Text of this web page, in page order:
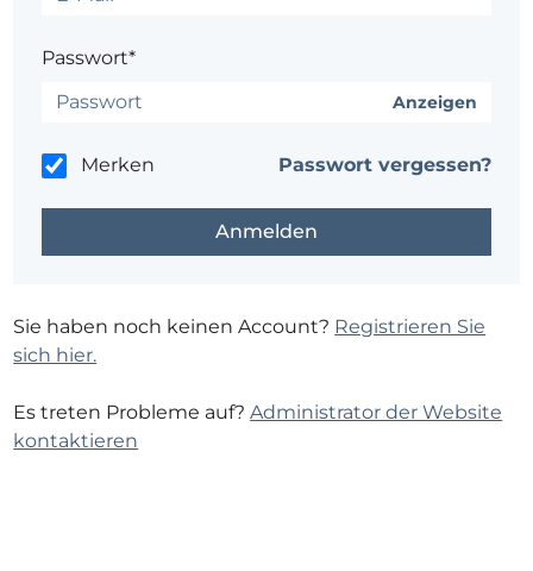
Passwort*
Anzeigen
Merken Passwort vergessen?
Sie haben noch keinen Account? Registrieren Sie
sich hier.
Es treten Probleme auf?Administrator der Website
kontaktieren